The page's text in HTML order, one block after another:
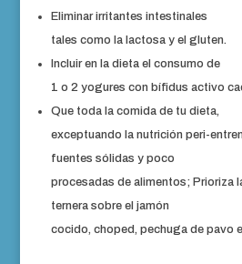
Eliminar irritantes intestinales
tales como la lactosa y el gluten.
Incluir en la dieta el consumo de
1 o 2 yogures con bífidus activo
Que toda la comida de tu dieta,
exceptuando la nutrición peri-
fuentes sólidas y poco
procesadas de alimentos; Prioriza
ternera sobre el jamón
cocido, choped, pechuga de pavo